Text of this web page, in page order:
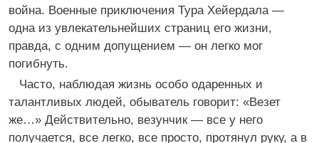
война. Военные приключения Тура Хейердала —
одна из увлекательнейших страниц его жизни,
правда, с одним допущением — он легко мог
погибнуть.
Часто, наблюдая жизнь особо одаренных и
талантливых людей, обыватель говорит: «Везет
же…» Действительно, везунчик — все у него
получается, все легко, все просто, протянул руку, а в